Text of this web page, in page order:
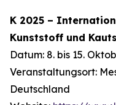
K 2025 –
Kunststoff und
Datum: 8. bis 15.
Veranstaltungsort:
Deutschland